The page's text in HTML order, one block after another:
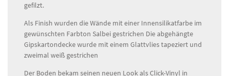
gefilzt.
Als Finish wurden die Wände mit einer Innensilikatfarbe im
gewünschten Farbton Salbei gestrichen Die abgehängte
Gipskartondecke wurde mit einem Glattvlies tapeziert und
zweimal weiß gestrichen
Der Boden bekam seinen neuen Look als Click-Vinyl in